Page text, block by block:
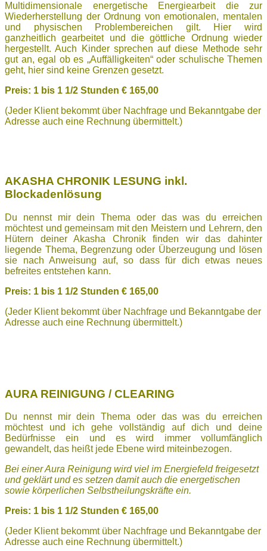
Multidimensionale energetische Energiearbeit die zur
Wiederherstellung der Ordnung von emotionalen, mentalen
und physischen Problembereichen gilt. Hier wird
ganzheitlich gearbeitet und die göttliche Ordnung wieder
hergestellt. Auch Kinder sprechen auf diese Methode sehr
gut an, egal ob es „Auffälligkeiten“ oder schulische Themen
geht, hier sind keine Grenzen gesetzt.
Preis: 1 bis 1 1/2 Stunden € 165,00
(Jeder Klient bekommt über Nachfrage und Bekanntgabe der
Adresse auch eine Rechnung übermittelt.)
AKASHA CHRONIK LESUNG inkl.
Blockadenlösung
Du nennst mir dein Thema oder das was du erreichen
möchtest und gemeinsam mit den Meistern und Lehrern, den
Hütern deiner Akasha Chronik finden wir das dahinter
liegende Thema, Begrenzung oder Überzeugung und lösen
sie nach Anweisung auf, so dass für dich etwas neues
befreites entstehen kann.
Preis: 1 bis 1 1/2 Stunden € 165,00
(Jeder Klient bekommt über Nachfrage und Bekanntgabe der
Adresse auch eine Rechnung übermittelt.)
AURA REINIGUNG / CLEARING
Du nennst mir dein Thema oder das was du erreichen
möchtest und ich gehe vollständig auf dich und deine
Bedürfnisse ein und es wird immer vollumfänglich
gewandelt, das heißt jede Ebene wird miteinbezogen.
Bei einer Aura Reinigung wird viel im Energiefeld freigesetzt
und geklärt und es setzen damit auch die energetischen
sowie körperlichen Selbstheilungskräfte ein.
Preis: 1 bis 1 1/2 Stunden € 165,00
(Jeder Klient bekommt über Nachfrage und Bekanntgabe der
Adresse auch eine Rechnung übermittelt.)